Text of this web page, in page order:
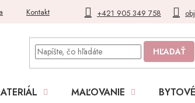
+421 905 349 758
Kontakt Blog Moja objednávka
HĽADAŤ
MAĽOVANIE